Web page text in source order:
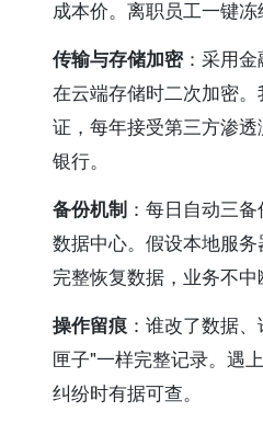
成本价。离职员工一键冻
传输与存储加密：采用金
在云端存储时二次加密
证，每年接受第三方渗
银行。
备份机制：每日自动三
数据中心。假设本地服
完整恢复数据，业务不中
操作留痕：谁改了数据
匣子"一样完整记录。遇
纠纷时有据可查。